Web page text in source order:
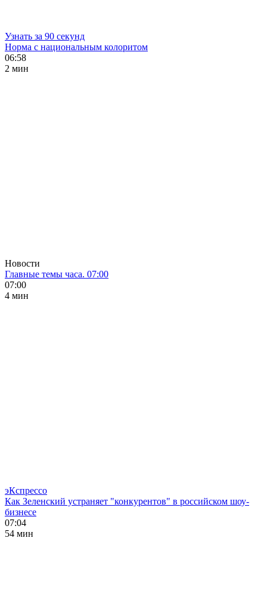
Узнать за 90 секунд
Норма с национальным колоритом
06:58
2 мин
Новости
Главные темы часа. 07:00
07:00
4 мин
эКспрессо
Как Зеленский устраняет "конкурентов" в российском шоу-
бизнесе
07:04
54 мин